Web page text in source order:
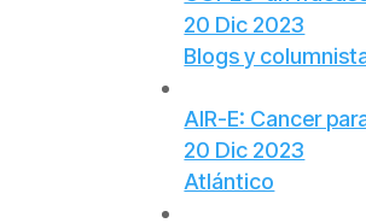
20 Dic 2023
Blogs y
AIR-E: Cancer
20 Dic 2023
Atlántico